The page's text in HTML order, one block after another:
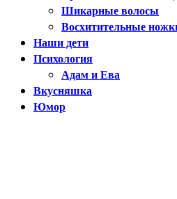
Шикарные волосы
Восхитительные
Наши дети
Психология
Адам и Ева
Вкусняшка
Юмор